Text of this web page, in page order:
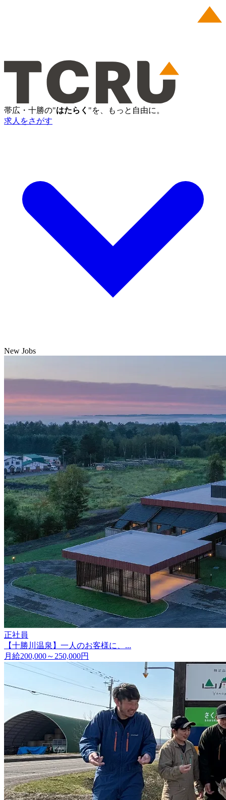
帯広・十勝の"はたらく "を、もっと自由に。
求人をさがす
New Jobs
正社員
【十勝川温泉】一人のお客様に、...
月給200,000～250,000円